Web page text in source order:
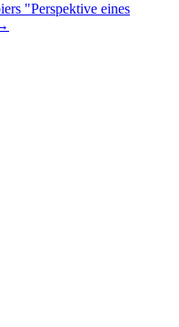
"Perspektive eines